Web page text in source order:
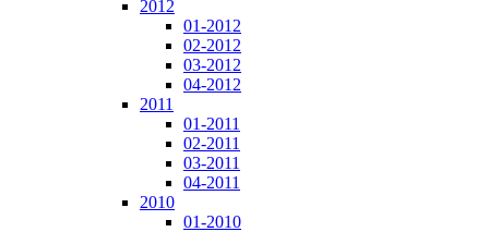
2012
01-2012
02-2012
03-2012
04-2012
2011
01-2011
02-2011
03-2011
04-2011
2010
01-2010